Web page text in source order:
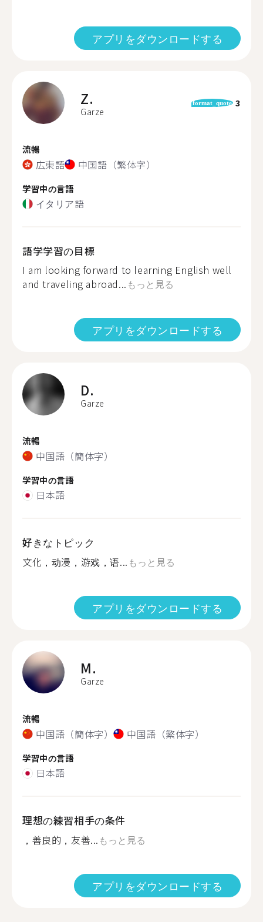
アプリをダウンロードする
Z.
Garze
format_quote 3
流暢
広東語 中国語（繁体字）
学習中の言語
イタリア語
語学学習の目標
I am looking forward to learning English well
and traveling abroad... もっと見る
アプリをダウンロードする
D.
Garze
流暢
中国語（簡体字）
学習中の言語
日本語
好きなトピック
文化，动漫，游戏，语... もっと見る
アプリをダウンロードする
M.
Garze
流暢
中国語（簡体字） 中国語（繁体字）
学習中の言語
日本語
理想の練習相手の条件
，善良的，友善... もっと見る
アプリをダウンロードする